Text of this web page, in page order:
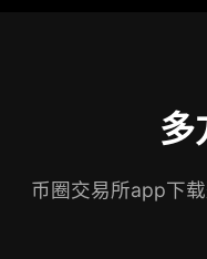
多
币圈交易所app下